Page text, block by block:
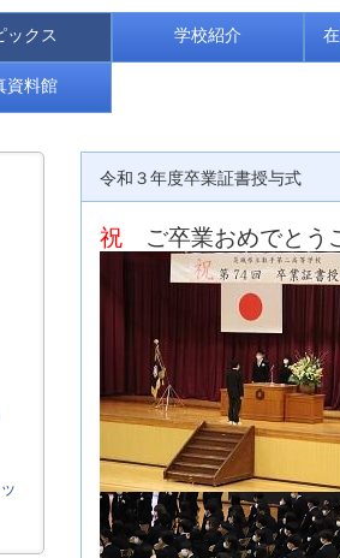
ックス 学校紹介
資料館
令和３年度卒業証書授与式
祝ご卒業おめでとう